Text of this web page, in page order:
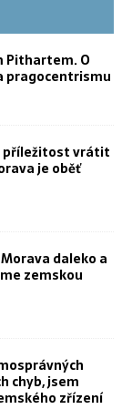
Pithartem. O
pragocentrismu
příležitost vrátit
je oběť
daleko a
zemskou
chyb, jsem
zřízení